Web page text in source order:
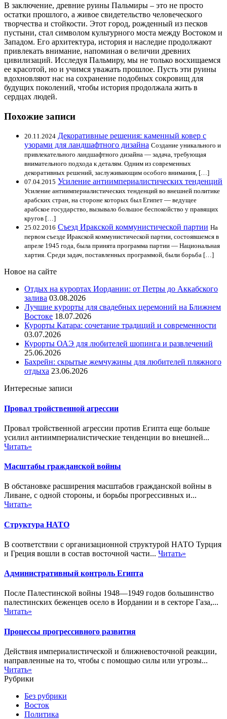
В заключение, древние руины Пальмиры – это не просто
остатки прошлого, а живое свидетельство человеческого
творчества и стойкости. Этот город, рожденный из песков
пустыни, стал символом культурного моста между Востоком и
Западом. Его архитектура, история и наследие продолжают
привлекать внимание, напоминая о величии древних
цивилизаций. Исследуя Пальмиру, мы не только восхищаемся
ее красотой, но и учимся уважать прошлое. Пусть эти руины
вдохновляют нас на сохранение подобных сокровищ для
будущих поколений, чтобы история продолжала жить в
сердцах людей.
Похожие записи
20.11.2024 Декоративные решения: каменный ковер с
узорами для ландшафтного дизайна Создание уникального и
привлекательного ландшафтного дизайна — задача, требующая
внимательного подхода к деталям. Одним из современных
декоративных решений, заслуживающим особого внимания, […]
07.04.2015 Усиление антиимпериалистических тенденций
Усиление антиимпериалистических тенденций во внешней политике
арабских стран, на стороне которых был Египет — ведущее
арабское государство, вызывало большое беспокойство у правящих
кругов […]
25.02.2016 Съезд Иракской коммунистической партии На
первом съезде Иракской коммунистической партии, состоявшемся в
апреле 1945 года, была принята программа партии — Национальная
хартия. Среди задач, поставленных программой, были борьба […]
Новое на сайте
Отдых на курортах Иордании: от Петры до Аккабского
залива 03.08.2026
Лучшие курорты для свадебных церемоний на Ближнем
Востоке 18.07.2026
Курорты Катара: сочетание традиций и современности
03.07.2026
Курорты ОАЭ для любителей шопинга и развлечений
25.06.2026
Бахрейн: скрытые жемчужины для любителей пляжного
отдыха 23.06.2026
Интересные записи
Провал тройственной агрессии
Провал тройственной агрессии против Египта еще больше
усилил антиимпериалистические тенденции во внешней...
Читать»
Масштабы гражданской войны
В обстановке расширения масштабов гражданской войны в
Ливане, с одной стороны, и борьбы прогрессивных и...
Читать»
Структура НАТО
В соответствии с организационной структурой НАТО Турция
и Греция вошли в состав восточной части... Читать»
Административный контроль Египта
После Палестинской войны 1948—1949 годов большинство
палестинских беженцев осело в Иордании и в секторе Газа,...
Читать»
Процессы прогрессивного развития
Действия империалистической и ближневосточной реакции,
направленные на то, чтобы с помощью силы или угрозы...
Читать»
Рубрики
Без рубрики
Восток
Политика